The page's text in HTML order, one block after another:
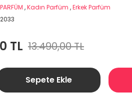
PARFÜM ,Kadın Parfüm ,Erkek Parfüm
2033
TL 13.490,00 TL
Sepete Ekle